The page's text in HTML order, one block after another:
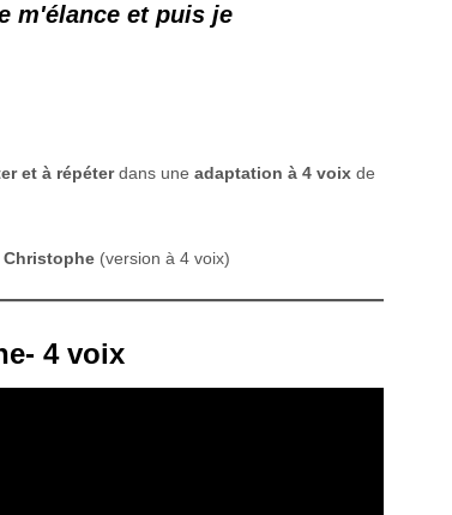
m'élance et puis je
et à répéterdans une adaptation à 4 voix de
Christophe (version à 4 voix)
4 voix